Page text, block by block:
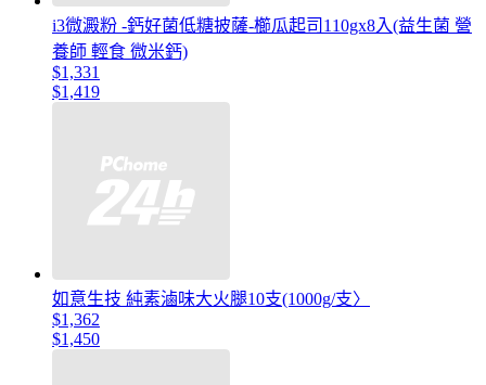
i3微澱粉 -鈣好菌低糖披薩-櫛瓜起司110gx8入(益生菌 營
養師 輕食 微米鈣)
$1,331
$1,419
如意生技 純素滷味大火腿10支(1000g/支〉
$1,362
$1,450